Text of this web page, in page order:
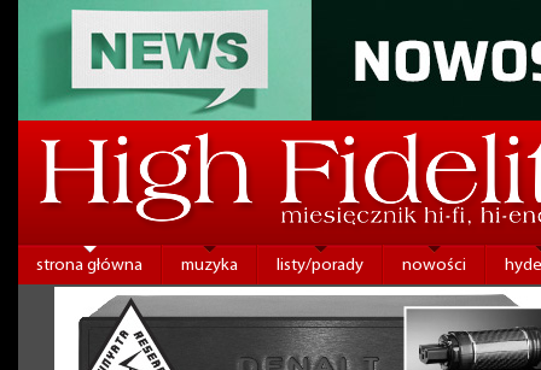
strona główna muzyka listy/porady nowości